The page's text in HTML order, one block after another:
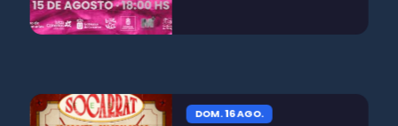
DOM. 16 AGO.